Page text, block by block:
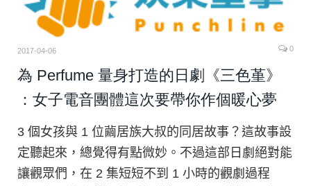
2017-04-06 0
為 Perfume 量身打造的日劇《三色堇》
：女子電音團體這次要帶你作個暖心夢
3 個女孩與 1 位繭居族大叔的同居故事？這故事設
定聽起來，總覺得有點微妙。不過這部日劇絕對能
讓觀眾們，在 2 集短短不到 1 小時的觀劇過程